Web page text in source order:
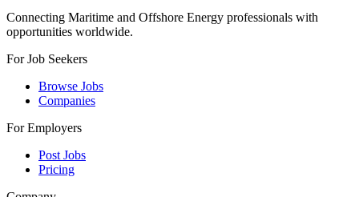
Connecting Maritime and Offshore Energy professionals with
opportunities worldwide.
For Job Seekers
Browse Jobs
Companies
For Employers
Post Jobs
Pricing